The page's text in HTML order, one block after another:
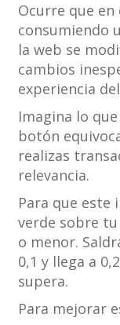
Ocurre que en
consumiendo
la web se
cambios
experiencia
Imagina lo
botón
realizas
relevancia.
Para que este
verde sobre
o menor.
0,1 y llega a
supera.
Para mejorar